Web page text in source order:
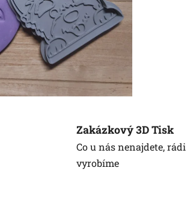
Zakázkový 3D Tisk
Co u nás nenajdete, rádi
vyrobíme